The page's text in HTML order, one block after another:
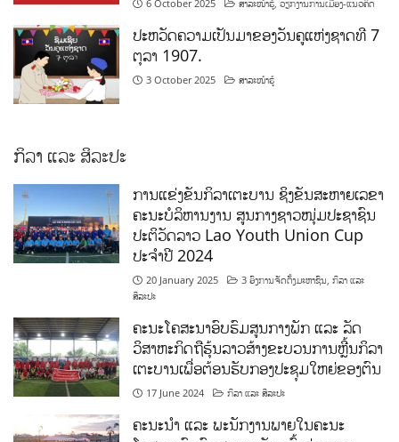
6 October 2025 ສາລະໜ້າຮູ້ ,ວຽກງານການເມືອງ-ແນວຄິດ
ປະຫວັດຄວາມເປັນມາຂອງວັນຄູແຫ່ງຊາດທີ 7
ຕຸລາ 1907.
3 October 2025 ສາລະໜ້າຮູ້
ກິລາ ແລະ ສິລະປະ
ການແຂ່ງຂັນກິລາເຕະບານ ຊິງຂັນສະຫາຍເລຂາ
ຄະນະບໍລິຫານງານ ສູນກາງຊາວໜຸ່ມປະຊາຊົນ
ປະຕິວັດລາວ Lao Youth Union Cup
ປະຈຳປີ 2024
20 January 2025 3 ອົງການຈັດຕັ້ງມະຫາຊົນ ,ກິລາ ແລະ
ສິລະປະ
ຄະນະໂຄສະນາອົບຮົມສູນກາງພັກ ແລະ ລັດ
ວິສາຫະກິດຖືຮຸ້ນລາວສ້າງຂະບວນການຫຼີ້ນກິລາ
ເຕະບານເພື່ອຕ້ອນຮັບກອງປະຊຸມໃຫຍ່ຂອງຕົນ
17 June 2024 ກິລາ ແລະ ສິລະປະ
ຄະນະນຳ ແລະ ພະນັກງານພາຍໃນຄະນະ